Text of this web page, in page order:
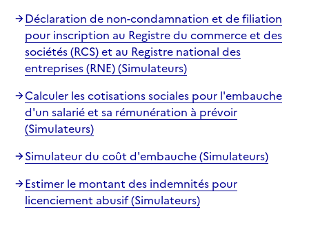
Déclaration de non-condamnation et de filiation
pour inscription au Registre du commerce et des
sociétés (RCS) et au Registre national des
entreprises (RNE) (Simulateurs)
Calculer les cotisations sociales pour l'embauche
d'un salarié et sa rémunération à prévoir
(Simulateurs)
Simulateur du coût d'embauche (Simulateurs)
Estimer le montant des indemnités pour
licenciement abusif (Simulateurs)